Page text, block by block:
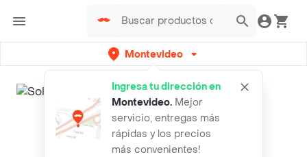
Montevideo
Ingresa tu dirección en
Montevideo. Mejor
servicio, entregas más
rápidas y los precios
más convenientes!